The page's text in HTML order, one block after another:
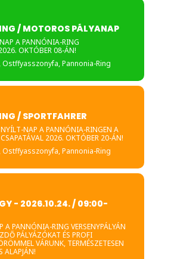
/ MOTOROS PÁLYANAP
A PANNÓNIA-RING
OKTÓBER 08-ÁN!
, Ostffyasszonyfa, Pannonia-Ring
/ SPORTFAHRER
NAP A PANNÓNIA-RINGEN A
2026. OKTÓBER 20-ÁN!
, Ostffyasszonyfa, Pannonia-Ring
- 2026.10.24. / 09:00-
PANNÓNIA-RING VERSENYPÁLYÁN
PÁLYÁZÓKAT ÉS PROFI
VÁRUNK, TERMÉSZETESEN
ALAPJÁN!